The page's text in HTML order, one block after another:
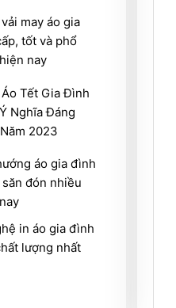
may áo gia
tốt và phổ
nay
Tết Gia Đình
Nghĩa Đáng
2023
áo gia đình
đón nhiều
in áo gia đình
lượng nhất